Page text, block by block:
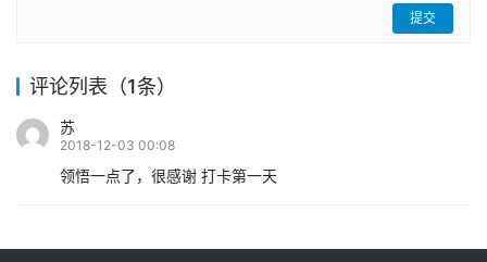
提交
评论列表（1条）
苏
2018-12-03 00:08
领悟一点了，很感谢 打卡第一天